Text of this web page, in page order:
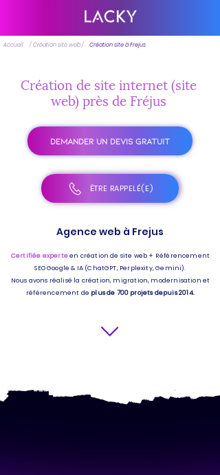
Accueil / Création site web / Création site à Frejus
Création de site internet (site
web) près de Fréjus
DEMANDER UN DEVIS GRATUIT
ÊTRE RAPPELÉ(E)
Agence web à Frejus
Certifiée experteen création de site web + Référencement
SEO Google & IA (ChatGPT, Perplexity, Gemini).
Nous avons réalisé la création, migration, modernisation et
référencement de plus de 700 projets depuis 2014.